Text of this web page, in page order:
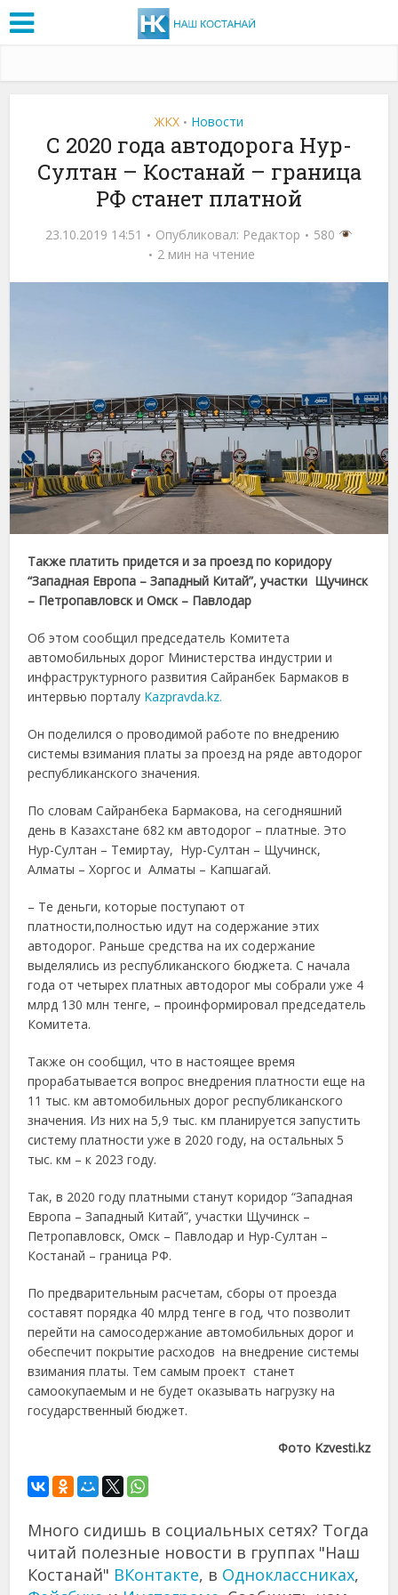
ЖКХ • Новости
С 2020 года автодорога Нур-
Султан – Костанай – граница
РФ станет платной
23.10.2019 14:51 Опубликовал: Редактор
580
2 мин на чтение
Также платить придется и за проезд по коридору
“Западная Европа – Западный Китай”, участки Щучинск
– Петропавловск и Омск – Павлодар
Об этом сообщил председатель Комитета
автомобильных дорог Министерства индустрии и
инфраструктурного развития Сайранбек Бармаков в
интервью порталу Kazpravda.kz.
Он поделился о проводимой работе по внедрению
системы взимания платы за проезд на ряде автодорог
республиканского значения.
По словам Сайранбека Бармакова, на сегодняшний
день в Казахстане 682 км автодорог – платные. Это
Нур-Султан – Темиртау, Нур-Султан – Щучинск,
Алматы – Хоргос и Алматы – Капшагай.
– Те деньги, которые поступают от
платности,полностью идут на содержание этих
автодорог. Раньше средства на их содержание
выделялись из республиканского бюджета. С начала
года от четырех платных автодорог мы собрали уже 4
млрд 130 млн тенге, – проинформировал председатель
Комитета.
Также он сообщил, что в настоящее время
прорабатывается вопрос внедрения платности еще на
11 тыс. км автомобильных дорог республиканского
значения. Из них на 5,9 тыс. км планируется запустить
систему платности уже в 2020 году, на остальных 5
тыс. км – к 2023 году.
Так, в 2020 году платными станут коридор “Западная
Европа – Западный Китай”, участки Щучинск –
Петропавловск, Омск – Павлодар и Нур-Султан –
Костанай – граница РФ.
По предварительным расчетам, сборы от проезда
составят порядка 40 млрд тенге в год, что позволит
перейти на самосодержание автомобильных дорог и
обеспечит покрытие расходов на внедрение системы
взимания платы. Тем самым проект станет
самоокупаемым и не будет оказывать нагрузку на
государственный бюджет.
Фото Kzvesti.kz
Много сидишь в социальных сетях? Тогда
читай полезные новости в группах "Наш
Костанай" ВКонтакте, в Одноклассниках,